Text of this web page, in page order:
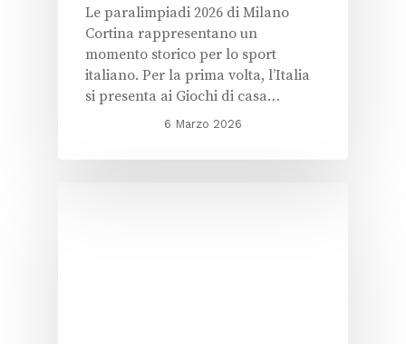
Le paralimpiadi 2026 di Milano
Cortina rappresentano un
momento storico per lo sport
italiano. Per la prima volta, l’Italia
si presenta ai Giochi di casa…
6 Marzo 2026